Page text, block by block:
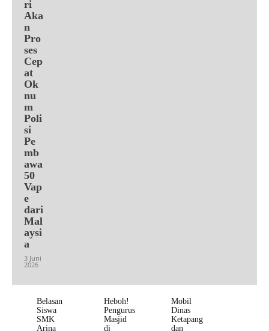
ri
Aka
n
Pro
ses
Cep
at
Ok
nu
m
Poli
si
Pe
mb
awa
50
Vap
e
dari
Mal
aysi
a
3 Juni
2026
Belasan
Siswa
SMK
Arina
Heboh!
Pengurus
Masjid
di
Mobil
Dinas
Ketapang
dan